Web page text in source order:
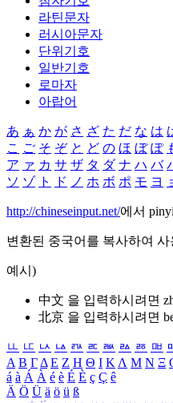
라틴문자
러시아문자
단위기호
일반기호
로마자
아랍어
あ ぁ か が さ ざ た だ な は
こ ご そ ぞ と ど の ほ ぼ ぽ
ア ァ カ サ ザ タ ダ ナ ハ バ
ソ ゾ ト ド ノ ホ ボ ポ モ ヨ
http://chineseinput.net/에서
변환된 중국어를 복사하여
예시)
中文 을 입력하시려면
北京 을 입력하시려면
ㅥ ㅦ ㅧ ㅨ ㅩ ㅪ ㅫ ㅬ ㅭ ㅮ
Α Β ΓΔ Ε Ζ Η Θ Ι ΚΛ Μ Ν Ξ
á à Á À é è É È ç Ç ê
Ä Ö Ü ä ö ü ß